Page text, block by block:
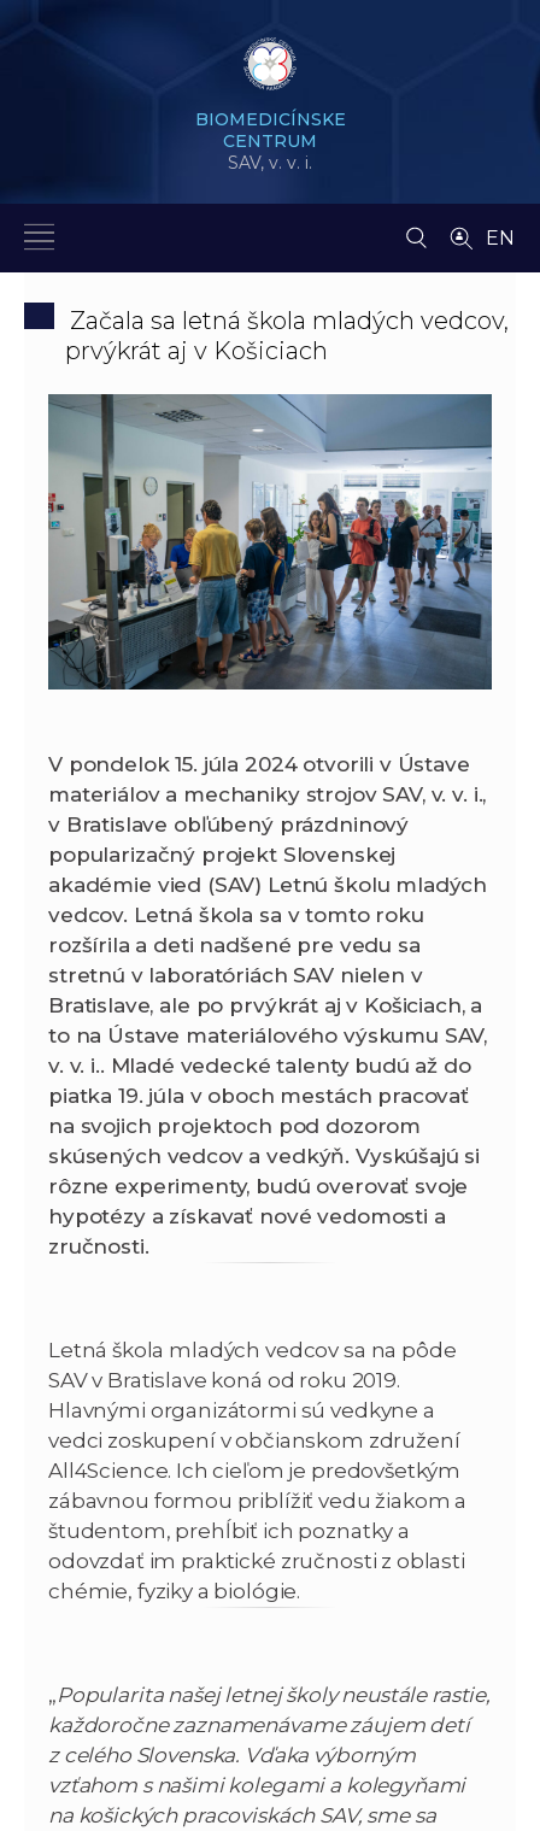
BIOMEDICÍNSKE
CENTRUM
SAV, v. v. i.
EN
Začala sa letná škola mladých vedcov,
prvýkrát aj v Košiciach
V pondelok 15. júla 2024 otvorili v Ústave
materiálov a mechaniky strojov SAV, v. v. i.,
v Bratislave obľúbený prázdninový
popularizačný projekt Slovenskej
akadémie vied (SAV) Letnú školu mladých
vedcov. Letná škola sa v tomto roku
rozšírila a deti nadšené pre vedu sa
stretnú v laboratóriách SAV nielen v
Bratislave, ale po prvýkrát aj v Košiciach, a
to na Ústave materiálového výskumu SAV,
v. v. i.. Mladé vedecké talenty budú až do
piatka 19. júla v oboch mestách pracovať
na svojich projektoch pod dozorom
skúsených vedcov a vedkýň. Vyskúšajú si
rôzne experimenty, budú overovať svoje
hypotézy a získavať nové vedomosti a
zručnosti.
Letná škola mladých vedcov sa na pôde
SAV v Bratislave koná od roku 2019.
Hlavnými organizátormi sú vedkyne a
vedci zoskupení v občianskom združení
All4Science. Ich cieľom je predovšetkým
zábavnou formou priblížiť vedu žiakom a
študentom, prehĺbiť ich poznatky a
odovzdať im praktické zručnosti z oblasti
chémie, fyziky a biológie.
„Popularita našej letnej školy neustále rastie,
každoročne zaznamenávame záujem detí
z celého Slovenska. Vďaka výborným
vzťahom s našimi kolegami a kolegyňami
na košických pracoviskách SAV, sme sa